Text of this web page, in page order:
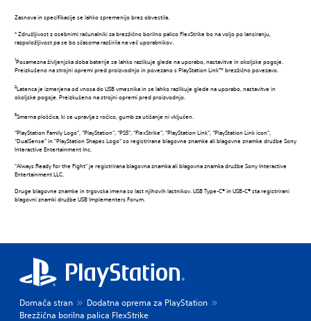
Zasnova in specifikacije se lahko spremenijo brez obvestila.
* Združljivost z osebnimi računalniki za brezžično borilno palico FlexStrike bo na voljo po lansiranju,
razpoložljivost pa se bo sčasoma razširila na več uporabnikov.
1Posamezna življenjska doba baterije se lahko razlikuje glede na uporabo, nastavitve in okoljske pogoje.
Preizkušeno na strojni opremi pred proizvodnjo in povezano s PlayStation Link™ brezžično povezavo.
2Latenca je izmerjena od vnosa do USB vmesnika in se lahko razlikuje glede na uporabo, nastavitve in
okoljske pogoje. Preizkušeno na strojni opremi pred proizvodnjo.
3Smerna ploščica, ki se upravlja z ročico, gumb za utišanje ni vključen.
“PlayStation Family Logo”, “PlayStation”, “PS5”, “FlexStrike”, “PlayStation Link”, “PlayStation Link icon”,
“DualSense” in "PlayStation Shapes Logo" so registrirane blagovne znamke ali blagovne znamke družbe Sony
Interactive Entertainment Inc.
"Always Ready for the Fight" je registrirana blagovna znamka ali blagovna znamka družbe Sony Interactive
Entertainment LLC.
Druge blagovne znamke in trgovska imena so last njihovih lastnikov.‎ USB Type-C® in USB-C® sta registrirani
blagovni znamki družbe USB Implementers Forum.
Domača stran
Dodatna oprema za PlayStation
Brezžična borilna palica FlexStrike